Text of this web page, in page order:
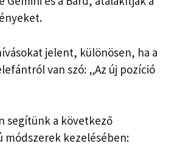
jelent, különösen, ha a
van szó: „Az új pozíció
segítünk a következő
módszerek kezelésében: